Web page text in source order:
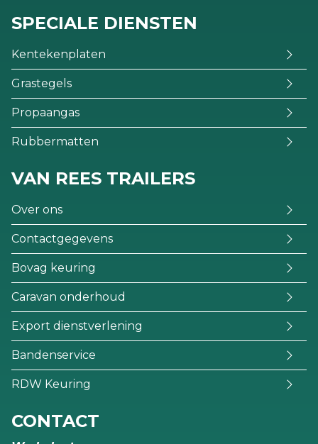
SPECIALE DIENSTEN
Kentekenplaten
Grastegels
Propaangas
Rubbermatten
VAN REES TRAILERS
Over ons
Contactgegevens
Bovag keuring
Caravan onderhoud
Export dienstverlening
Bandenservice
RDW Keuring
CONTACT